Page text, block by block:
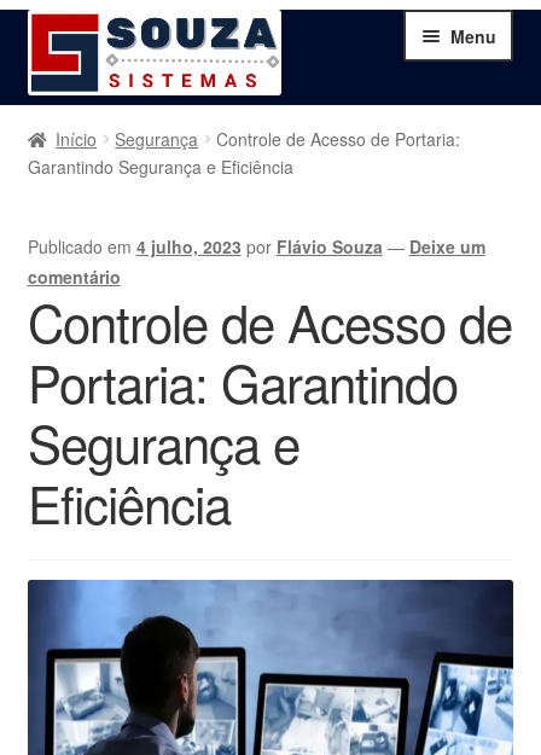
Pular
para
navegação
Pular
para
o
conteúdo
Menu
Home
Serviços
Produtos
Blog
Contato
Minha Conta
Início Segurança
Controle de Acesso de Portaria:
Garantindo Segurança e Eficiência
Publicado em 4 julho, 2023 por Flávio Souza — Deixe um
comentário
Controle de Acesso de
Portaria: Garantindo
Segurança e
Eficiência